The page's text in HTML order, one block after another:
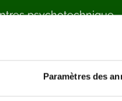
Paramètres des
psychotechnique